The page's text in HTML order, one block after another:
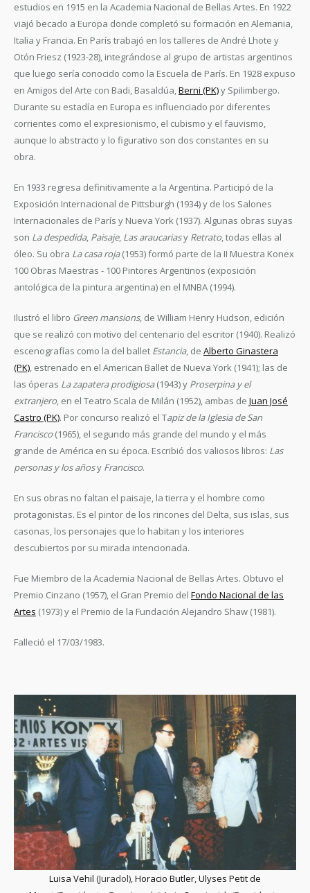
estudios en 1915 en la Academia Nacional de Bellas Artes. En 1922
viajó becado a Europa donde completó su formación en Alemania,
Italia y Francia. En París trabajó en los talleres de André Lhote y
Otón Friesz (1923-28), integrándose al grupo de artistas argentinos
que luego sería conocido como la Escuela de París. En 1928 expuso
en Amigos del Arte con Badi, Basaldúa,Berni (PK)y Spilimbergo.
Durante su estadía en Europa es influenciado por diferentes
corrientes como el expresionismo, el cubismo y el fauvismo,
aunque lo abstracto y lo figurativo son dos constantes en su
obra.
En 1933 regresa definitivamente a la Argentina. Participó de la
Exposición Internacional de Pittsburgh (1934) y de los Salones
Internacionales de París y Nueva York (1937). Algunas obras suyas
son La despedida, Paisaje, Las araucariasy Retrato, todas ellas al
óleo. Su obra La casa roja(1953) formó parte de la II Muestra Konex
100 Obras Maestras - 100 Pintores Argentinos (exposición
antológica de la pintura argentina) en el MNBA (1994).
Ilustró el libro Green mansions, de William Henry Hudson, edición
que se realizó con motivo del centenario del escritor (1940). Realizó
escenografías como la del ballet Estancia, de Alberto Ginastera
(PK), estrenado en el American Ballet de Nueva York (1941); las de
las óperas La zapatera prodigiosa(1943) y Proserpina y el
extranjero, en el Teatro Scala de Milán (1952), ambas de Juan José
Castro (PK). Por concurso realizó el Tapiz de la Iglesia de San
Francisco (1965), el segundo más grande del mundo y el más
grande de América en su época. Escribió dos valiosos libros: Las
personas y los añosy Francisco.
En sus obras no faltan el paisaje, la tierra y el hombre como
protagonistas. Es el pintor de los rincones del Delta, sus islas, sus
casonas, los personajes que lo habitan y los interiores
descubiertos por su mirada intencionada.
Fue Miembro de la Academia Nacional de Bellas Artes. Obtuvo el
Premio Cinzano (1957), el Gran Premio del Fondo Nacional de las
Artes (1973) y el Premio de la Fundación Alejandro Shaw (1981).
Falleció el 17/03/1983.
Luisa Vehil (Juradol),Horacio Butler,Ulyses Petit de